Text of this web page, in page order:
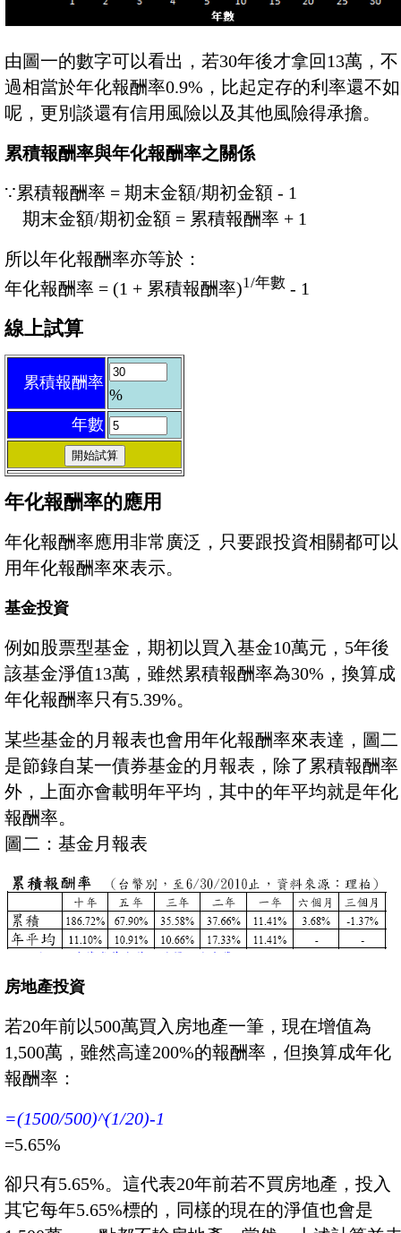
由圖一的數字可以看出，若30年後才拿回13萬，不
過相當於年化報酬率0.9%，比起定存的利率還不如
呢，更別談還有信用風險以及其他風險得承擔。
累積報酬率與年化報酬率之關係
∵累積報酬率 = 期末金額/期初金額 - 1
期末金額/期初金額 = 累積報酬率 + 1
所以年化報酬率亦等於：
年化報酬率 = (1 + 累積報酬率)1/年數 - 1
線上試算
累積報酬率
%
年數
年化報酬率的應用
年化報酬率應用非常廣泛，只要跟投資相關都可以
用年化報酬率來表示。
基金投資
例如股票型基金，期初以買入基金10萬元，5年後
該基金淨值13萬，雖然累積報酬率為30%，換算成
年化報酬率只有5.39%。
某些基金的月報表也會用年化報酬率來表達，圖二
是節錄自某一債券基金的月報表，除了累積報酬率
外，上面亦會載明年平均，其中的年平均就是年化
報酬率。
圖二：基金月報表
房地產投資
若20年前以500萬買入房地產一筆，現在增值為
1,500萬，雖然高達200%的報酬率，但換算成年化
報酬率：
=(1500/500)^(1/20)-1
=5.65%
卻只有5.65%。這代表20年前若不買房地產，投入
其它每年5.65%標的，同樣的現在的淨值也會是